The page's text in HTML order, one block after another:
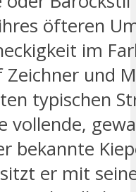
öfteren
im
und
typischen
vollende,
bekannte
er mit